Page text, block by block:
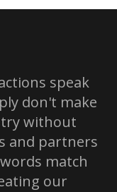
speak
don't make
without
and partners
match
our